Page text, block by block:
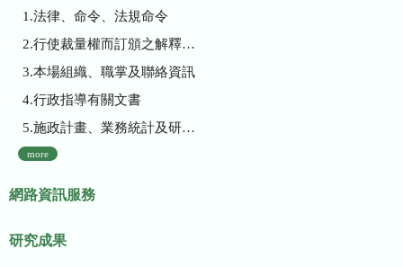
1.法律、命令、法規命令
2.行使裁量權而訂頒之解釋性規定及裁量基準
3.本場組織、職掌及聯絡資訊
4.行政指導有關文書
5.施政計畫、業務統計及研究報告
more
網路資訊服務
研究成果